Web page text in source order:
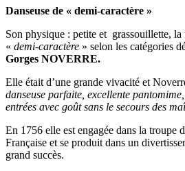
Danseuse de « demi-caractère »
Son physique : petite et grassouillette, la
« demi-caractère » selon les catégories
Gorges NOVERRE.
Elle était d’une grande vivacité et
danseuse parfaite, excellente
entrées avec goût sans le secours des
En 1756 elle est engagée dans la troupe
Française et se produit dans un
grand succès.